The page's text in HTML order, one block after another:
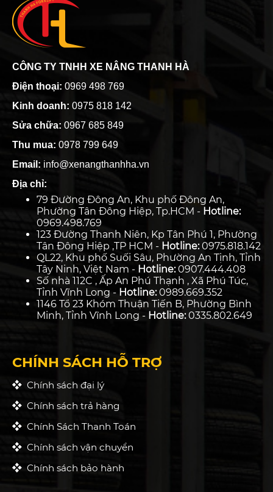
CÔNG TY TNHH XE NÂNG THANH HÀ
Điện thoại: 0969 498 769
Kinh doanh: 0975 818 142
Sửa chữa: 0967 685 849
Thu mua: 0978 799 649
Email: info@xenangthanhha.vn
Địa chỉ:
79 Đường Đông An, Khu phố Đông An,
Phường Tân Đông Hiệp, Tp.HCM - Hotline:
0969.498.769
123 Đường Thanh Niên, Kp Tân Phú 1, Phường
Tân Đông Hiệp ,TP HCM - Hotline:0975.818.142
QL22, Khu phố Suối Sâu, Phường An Tịnh, Tỉnh
Tây Ninh, Việt Nam - Hotline:0907.444.408
Số nhà 112C , Ấp An Phú Thạnh , Xã Phú Túc,
Tỉnh Vĩnh Long - Hotline:0989.669.352
1146 Tổ 23 Khóm Thuận Tiến B, Phường Bình
Minh, Tỉnh Vĩnh Long - Hotline:0335.802.649
CHÍNH SÁCH HỖ TRỢ
Chính sách đại lý
Chính sách trả hàng
Chính Sách Thanh Toán
Chính sách vận chuyển
Chính sách bảo hành